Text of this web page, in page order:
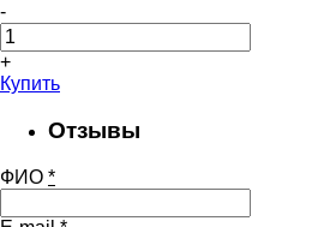
-
+
Купить
Отзывы
ФИО *